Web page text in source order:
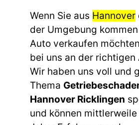
Wenn Sie aus Hannover
der Umgebung
Auto verkaufen
bei uns an der richtigen
Wir haben uns voll und
Thema
Hannover Ricklingen
und können